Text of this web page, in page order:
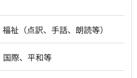
祉（点訳、手話、朗読等）
際、平和等